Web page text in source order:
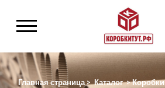
Главная страница> Каталог >